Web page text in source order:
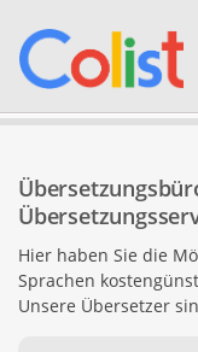
Webseiten
Internet-Shops
Hier haben Sie die
Sprachen
Unsere Übersetzer